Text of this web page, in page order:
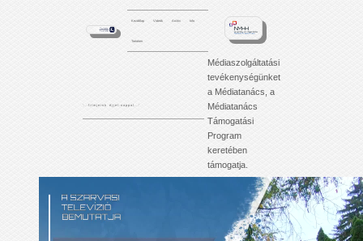
Kezdőlap Videók Archív Info
Tartalom
'. . . f i l m j e i n k é j j e l - n a p p a l . . .'
Médiaszolgáltatási
tevékenységünket
a Médiatanács, a
Médiatanács
Támogatási
Program
keretében
támogatja.